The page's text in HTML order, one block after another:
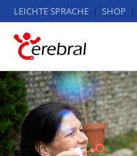
Zum Hauptinhalt springen
LEICHTE SPRACHE SHOP